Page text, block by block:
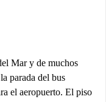
Mar y de muchos
parada del bus
el aeropuerto. El piso